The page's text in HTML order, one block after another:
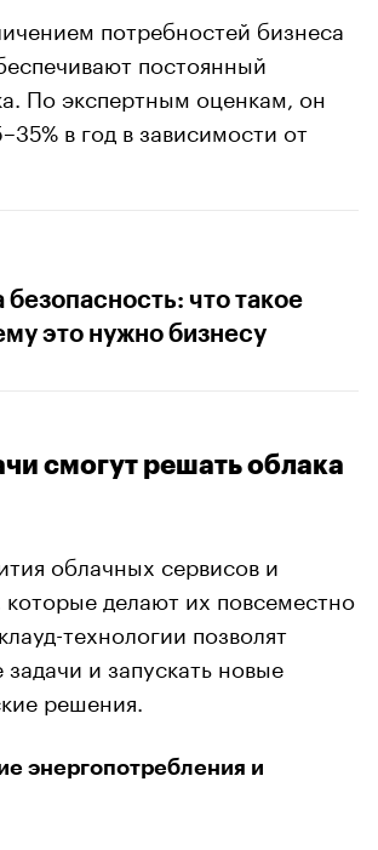
потребностей бизнеса
постоянный
По экспертным оценкам, он
в год в зависимости от
безопасность: что такое
это нужно бизнесу
смогут решать облака
облачных сервисов и
которые делают их повсеместно
технологии позволят
и запускать новые
решения.
энергопотребления и